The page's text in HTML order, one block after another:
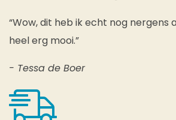
“Wow, dit heb ik echt nog nergens
heel erg mooi.”
- Tessa de Boer